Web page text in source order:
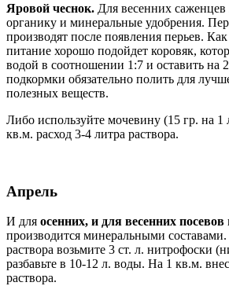
Яровой чеснок. Для весенних саженцев
органику и минеральные удобрения.
производят после появления перьев.
питание хорошо подойдет коровяк,
водой в соотношении 1:7 и оставить на
подкормки обязательно полить для
полезных веществ.
Либо используйте мочевину (15 гр. на 1
кв.м. расход 3-4 литра раствора.
Апрель
И для осенних, и для весенних посевов
производится минеральными
раствора возьмите 3 ст. л. нитрофоски
разбавьте в 10-12 л. воды. На 1 кв.м.
раствора.